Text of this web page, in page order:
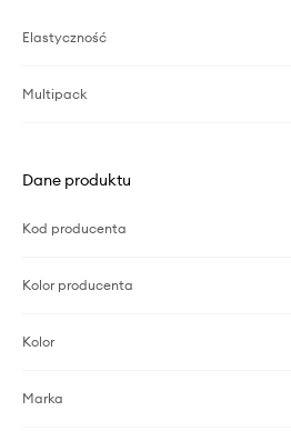
Elastyczność
Multipack
Dane produktu
Kod producenta
Kolor producenta
Kolor
Marka